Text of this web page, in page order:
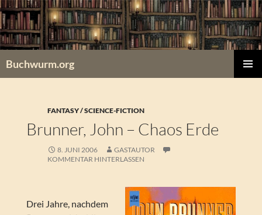
Zum
Inhalt
springen
Buchwurm.org
FANTASY / SCIENCE-FICTION
Brunner, John – Chaos Erde
8. JUNI 2006
GASTAUTOR
KOMMENTAR HINTERLASSEN
Drei Jahre, nachdem